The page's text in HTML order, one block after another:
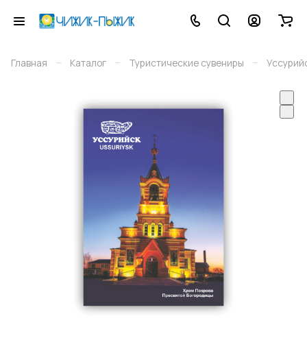
Главная – Каталог – Туристические сувениры –